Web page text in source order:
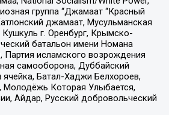
группа “Джамаат “Красный
джамаат, Мусульманская
Кушкуль г. Оренбург, Крымско-
батальон имени Номана
Партия исламского возрождения
самооборона, Дуббайский
Батал-Хаджи Белхороев,
Молодёжь Которая Улыбается,
Айдар, Русский добровольческий